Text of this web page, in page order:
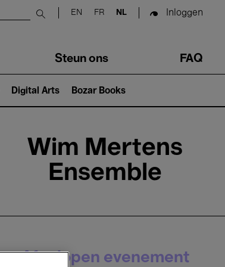
Submit search
EN FR NL Inloggen
Steun ons FAQ
Digital Arts Bozar Books
Wim Mertens
Ensemble
Afgelopen evenement